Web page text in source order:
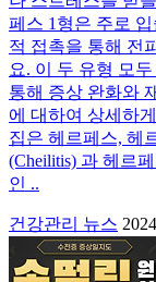
페스 1형은 주로
적 접촉을 통해 전
요. 이 두 유형 모
통해 증상 완화와
에 대하여 상세하
집은 헤르페스, 헤
(Cheilitis) 과 헤르
인 ..
건강관리 뉴스